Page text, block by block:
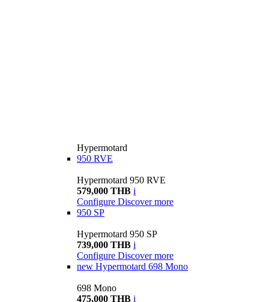
Hypermotard
950 RVE
Hypermotard 950 RVE
579,000 THB i
Configure Discover more
950 SP
Hypermotard 950 SP
739,000 THB i
Configure Discover more
new Hypermotard 698 Mono
698 Mono
475,000 THB i